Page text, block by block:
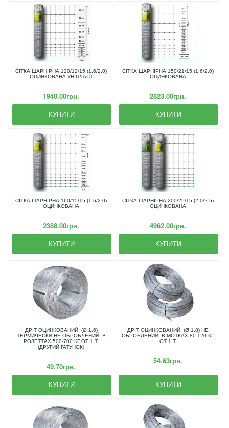
СІТКА ШАРНІРНА 120/12/15 (1.6/2.0)
ОЦИНКОВАНА УНІПЛАСТ
1940.00грн.
КУПИТИ
СІТКА ШАРНІРНА 150/21/15 (1.6/2.0)
ОЦИНКОВАНА
2823.00грн.
КУПИТИ
СІТКА ШАРНІРНА 160/15/15 (1.6/2.0)
ОЦИНКОВАНА
2388.00грн.
КУПИТИ
СІТКА ШАРНІРНА 200/25/15 (2.0/2.5)
ОЦИНКОВАНА
4962.00грн.
КУПИТИ
ДРІТ ОЦИНКОВАНИЙ, (Ø 1.6)
ТЕРМИЧЕСКИ НЕ ОБРОБЛЕНИЙ, В
РОЗЕТТАХ 500-700 КГ ОТ 1 Т.
(ДРУГИЙ ГАТУНОК)
49.70грн.
КУПИТИ
ДРІТ ОЦИНКОВАНИЙ, (Ø 1.8) НЕ
ОБРОБЛЕНИЙ, В МОТКАХ 80-120 КГ.
ОТ 1 Т.
54.63грн.
КУПИТИ